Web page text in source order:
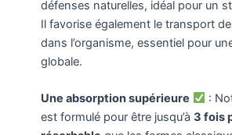
défenses naturelles, idéal pour un
Il favorise également le transport de
dans l’organisme, essentiel pour
globale.
Une absorption supérieure :
est formulé pour être jusqu’à 3 fois